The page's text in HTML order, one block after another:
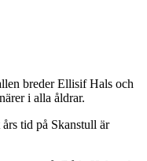
breder Ellisif Hals och
i alla åldrar.
tid på Skanstull är